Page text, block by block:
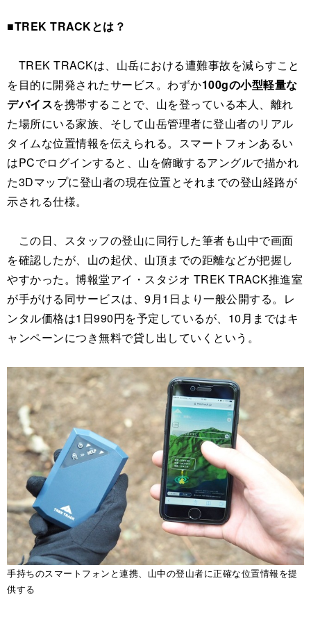
■TREK TRACKとは？
TREK TRACKは、山岳における遭難事故を減らすこと
を目的に開発されたサービス。わずか100gの小型軽量な
デバイスを携帯することで、山を登っている本人、離れ
た場所にいる家族、そして山岳管理者に登山者のリアル
タイムな位置情報を伝えられる。スマートフォンあるい
はPCでログインすると、山を俯瞰するアングルで描かれ
た3Dマップに登山者の現在位置とそれまでの登山経路が
示される仕様。
この日、スタッフの登山に同行した筆者も山中で画面
を確認したが、山の起伏、山頂までの距離などが把握し
やすかった。博報堂アイ・スタジオ TREK TRACK推進室
が手がける同サービスは、9月1日より一般公開する。レ
ンタル価格は1日990円を予定しているが、10月まではキ
ャンペーンにつき無料で貸し出していくという。
手持ちのスマートフォンと連携、山中の登山者に正確な位置情報を提
供する